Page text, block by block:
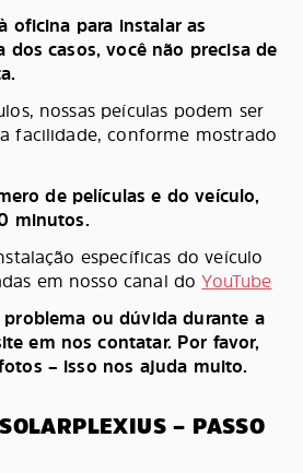
oficina para instalar as
dos casos, você não precisa de
nossas peículas podem ser
facilidade, conforme mostrado
de películas e do veículo,
minutos.
específicas do veículo
em nosso canal doYouTube
ou dúvida durante a
em nos contatar. Por favor,
– isso nos ajuda muito.
– PASSO